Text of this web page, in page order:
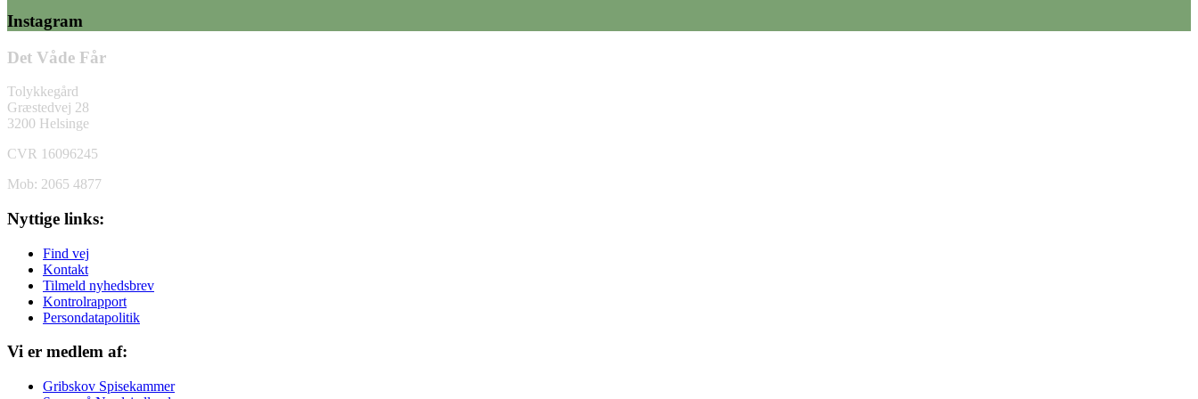
Instagram
Det Våde Får
Tolykkegård
Græstedvej 28
3200 Helsinge
CVR 16096245
Mob: 2065 4877
Nyttige links:
Find vej
Kontakt
Tilmeld nyhedsbrev
Kontrolrapport
Persondatapolitik
Vi er medlem af:
Gribskov Spisekammer